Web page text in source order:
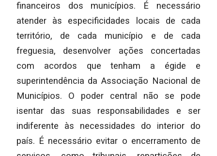
financeiros dos municípios. É necessário
atender às especificidades locais de cada
território, de cada município e de cada
freguesia, desenvolver ações concertadas
com acordos que tenham a égide e
superintendência da Associação Nacional de
Municípios. O poder central não se pode
isentar das suas responsabilidades e ser
indiferente às necessidades do interior do
país. É necessário evitar o encerramento de